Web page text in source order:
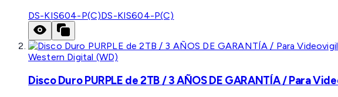
DS-KIS604-P(C)DS-KIS604-P(C)
Western Digital (WD)
Disco Duro PURPLE de 2TB / 3 AÑOS DE GARANTÍA / Para